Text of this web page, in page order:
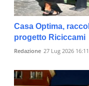
Casa Optima,
progetto Riciccami
Redazione 27 Lug 2026 16:11